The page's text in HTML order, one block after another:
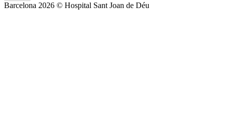
Barcelona 2026 © Hospital Sant Joan de Déu